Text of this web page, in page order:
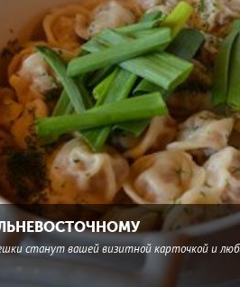
станут вашей визитной карточкой и